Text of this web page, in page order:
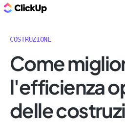
COSTRUZIONE
Come
l'efficienza
delle